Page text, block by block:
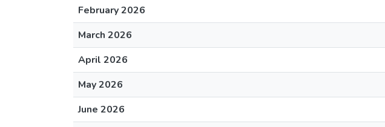
February 2026
March 2026
April 2026
May 2026
June 2026